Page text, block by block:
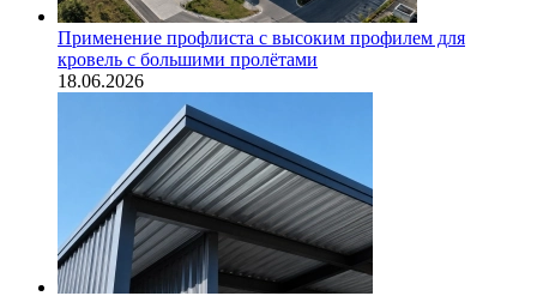
Применение профлиста с высоким профилем для
кровель с большими пролётами
18.06.2026